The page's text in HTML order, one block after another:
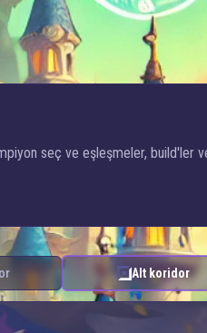
seç ve eşleşmeler, build'ler
Alt koridor